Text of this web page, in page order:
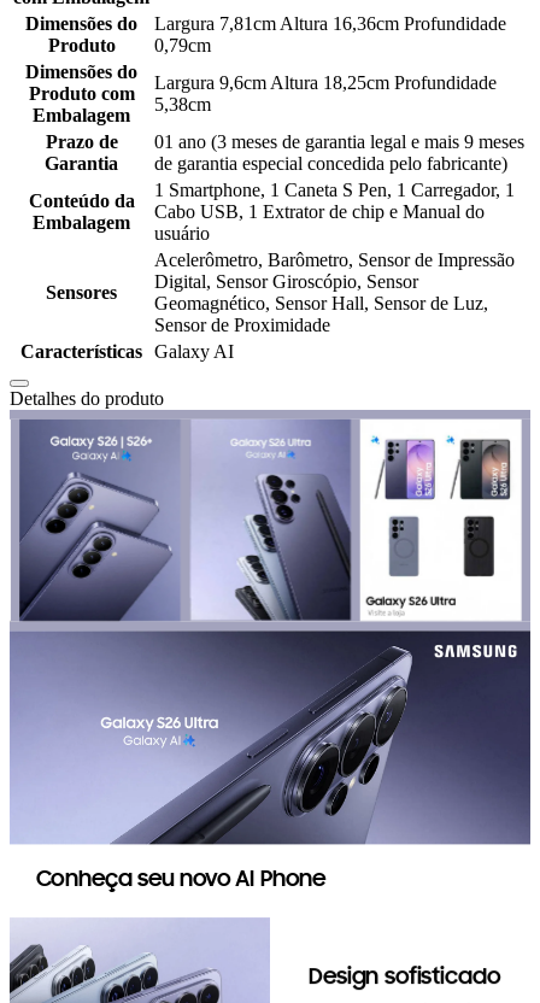
Dimensões do
Produto
Largura 7,81cm Altura 16,36cm Profundidade
0,79cm
Dimensões do
Produto com
Embalagem
Largura 9,6cm Altura 18,25cm Profundidade
5,38cm
Prazo de
Garantia
01 ano (3 meses de garantia legal e mais 9 meses
de garantia especial concedida pelo fabricante)
Conteúdo da
Embalagem
1 Smartphone, 1 Caneta S Pen, 1 Carregador, 1
Cabo USB, 1 Extrator de chip e Manual do
usuário
Sensores
Acelerômetro, Barômetro, Sensor de Impressão
Digital, Sensor Giroscópio, Sensor
Geomagnético, Sensor Hall, Sensor de Luz,
Sensor de Proximidade
Características Galaxy AI
Detalhes do produto